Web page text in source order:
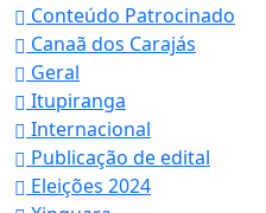
Conteúdo Patrocinado
Canaã dos Carajás
Geral
Itupiranga
Internacional
Publicação de edital
Eleições 2024